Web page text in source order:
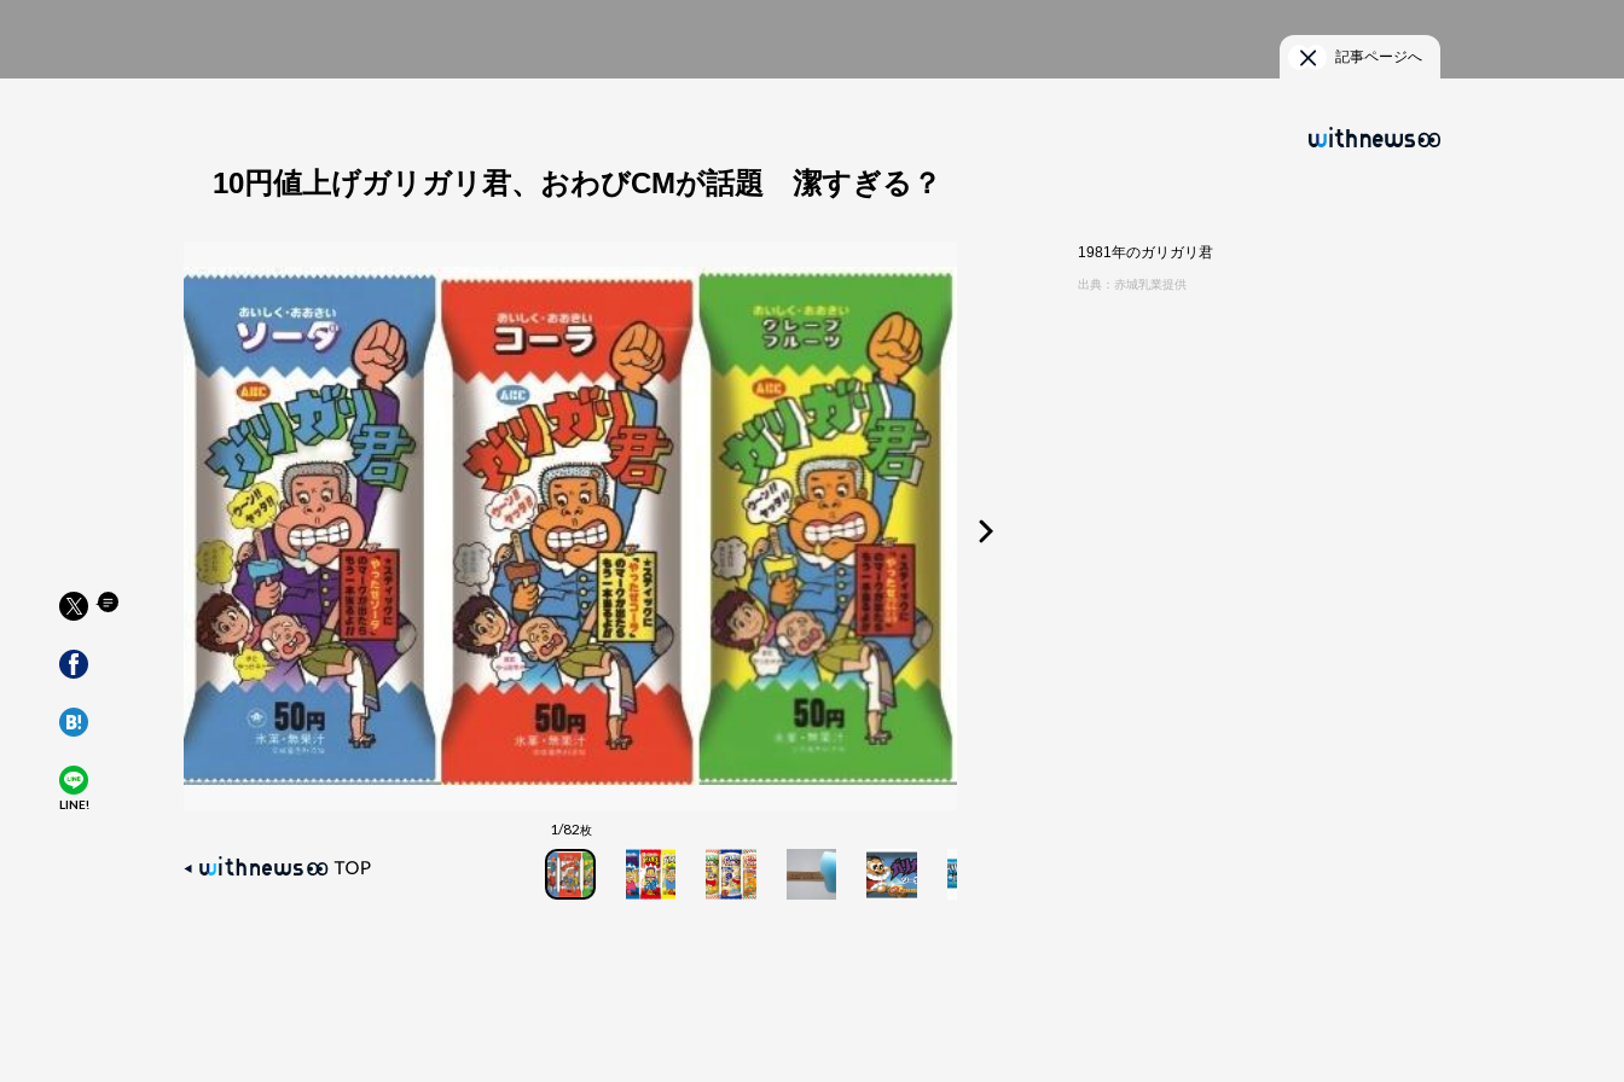
LINE!
記事ページへ
10円値上げガリガリ君、おわびCMが話題 潔すぎる？
1/82枚
1981年のガリガリ君
出典：赤城乳業提供